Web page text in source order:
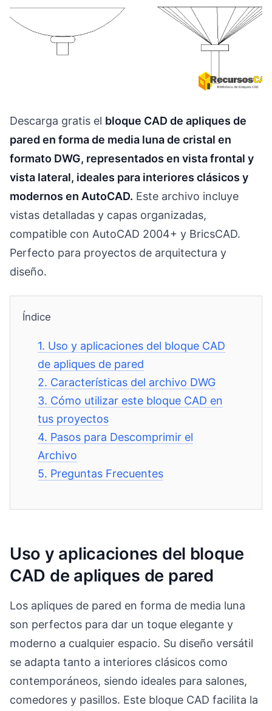
Descarga gratis el bloque CAD de apliques de
pared en forma de media luna de cristal en
formato DWG, representados en vista frontal y
vista lateral, ideales para interiores clásicos y
modernos en AutoCAD. Este archivo incluye
vistas detalladas y capas organizadas,
compatible con AutoCAD 2004+ y BricsCAD.
Perfecto para proyectos de arquitectura y
diseño.
Índice
1. Uso y aplicaciones del bloque CAD
de apliques de pared
2. Características del archivo DWG
3. Cómo utilizar este bloque CAD en
tus proyectos
4. Pasos para Descomprimir el
Archivo
5. Preguntas Frecuentes
Uso y aplicaciones del bloque
CAD de apliques de pared
Los apliques de pared en forma de media luna
son perfectos para dar un toque elegante y
moderno a cualquier espacio. Su diseño versátil
se adapta tanto a interiores clásicos como
contemporáneos, siendo ideales para salones,
comedores y pasillos. Este bloque CAD facilita la